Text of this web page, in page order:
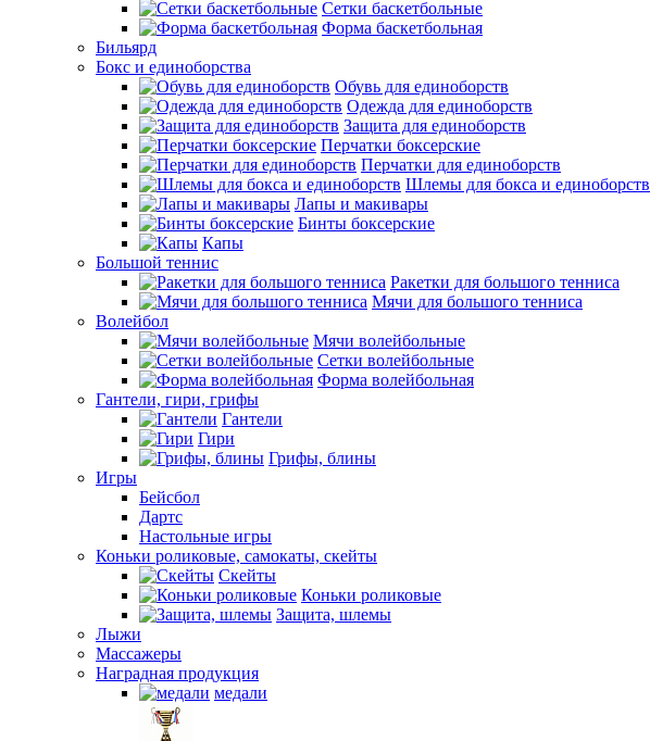
Сетки баскетбольные
Форма баскетбольная
Бильярд
Бокс и единоборства
Обувь для единоборств
Одежда для единоборств
Защита для единоборств
Перчатки боксерские
Перчатки для единоборств
Шлемы для бокса и единоборств
Лапы и макивары
Бинты боксерские
Капы
Большой теннис
Ракетки для большого тенниса
Мячи для большого тенниса
Волейбол
Мячи волейбольные
Сетки волейбольные
Форма волейбольная
Гантели, гири, грифы
Гантели
Гири
Грифы, блины
Игры
Бейсбол
Дартс
Настольные игры
Коньки роликовые, самокаты, скейты
Скейты
Коньки роликовые
Защита, шлемы
Лыжи
Массажеры
Наградная продукция
медали